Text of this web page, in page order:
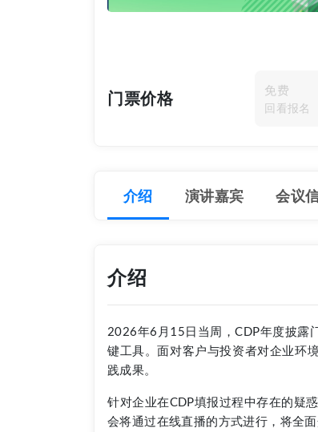
门票价格 免费
回看报名
介绍 演讲嘉宾 会议
介绍
2026年6月15日当周，CDP年度披露
键工具。面对客户与投资者对企业环
践成果。
针对企业在CDP填报过程中存在的疑
会将通过在线直播的方式进行，将全